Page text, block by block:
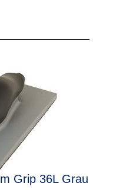
Grip 36L Grau